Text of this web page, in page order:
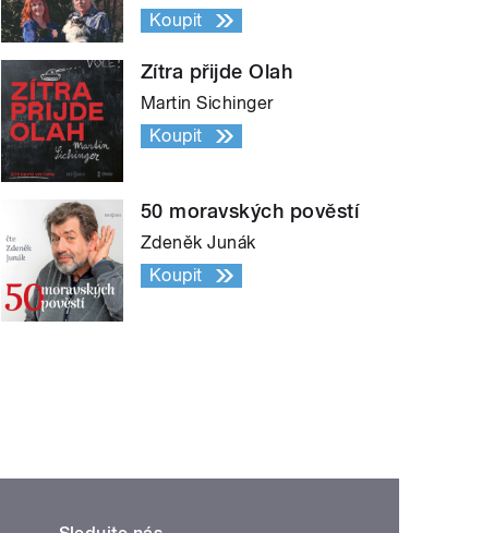
Koupit
Zítra přijde Olah
Martin Sichinger
Koupit
50 moravských pověstí
Zdeněk Junák
Koupit